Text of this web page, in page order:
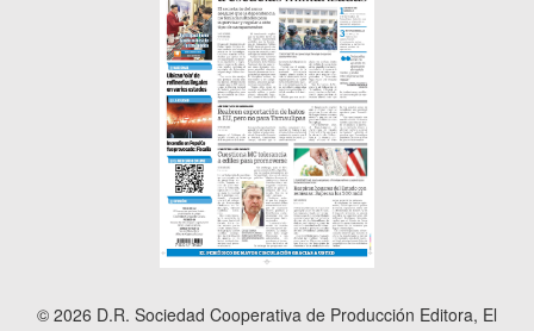
© 2026 D.R. Sociedad Cooperativa de Producción Editora, El